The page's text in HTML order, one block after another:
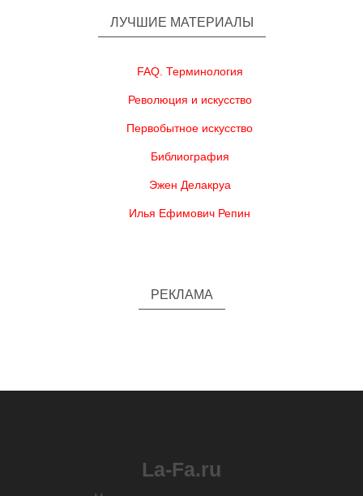
ЛУЧШИЕ МАТЕРИАЛЫ
FAQ. Терминология
Революция и искусство
Первобытное искусство
Библиография
Эжен Делакруа
Илья Ефимович Репин
РЕКЛАМА
La-Fa.ru